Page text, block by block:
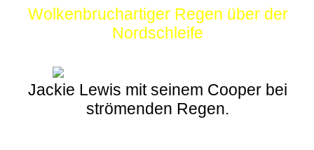
Wolkenbruchartiger Regen über der
Nordschleife
Jackie Lewis mit seinem Cooper bei
strömenden Regen.